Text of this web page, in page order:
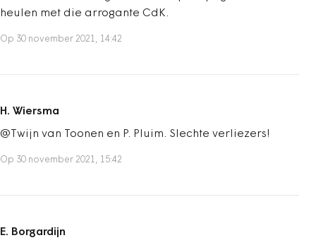
heulen met die arrogante CdK.
Op 30 november 2021, 14:42
H. Wiersma
@Twijn van Toonen en P. Pluim. Slechte verliezers!
Op 30 november 2021, 15:42
E. Borgardijn